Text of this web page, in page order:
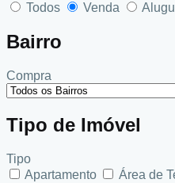
Todos
Venda
Bairro
Compra
Tipo de Imóvel
Tipo
Apartamento
Área de